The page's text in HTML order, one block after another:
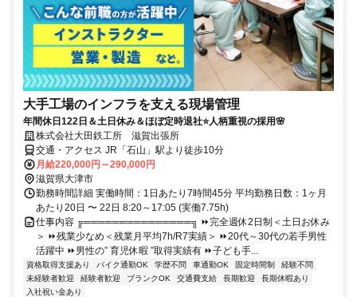
大手工場のインフラを支える現場管理
年間休日122日＆土日休み＆ほぼ定時退社⭐人柄重視の採用🌸
株式会社大田鉄工所 滋賀出張所
交通・アクセス JR「石山」駅より徒歩10分
月給220,000円～290,000円
滋賀県大津市
勤務時間詳細 実働時間：1日あたり7時間45分 平均勤務日数：1ヶ月
あたり20日 〜 22日 8:20～17:05 (実働7.75h)
仕事内容 ╔═══════════════╗ ⏩完全週休2日制＜土日お休み
＞ ⏩残業少なめ＜残業月平均7h/R7実績＞ ⏩20代～30代の若手男性
活躍中 ⏩男性の” 育児休暇 ”取得実績有 ⏩子ども手...
資格取得支援あり バイク通勤OK 学歴不問 車通勤OK 固定時間制
経験不問
未経験者歓迎
経験者歓迎 ブランクOK 交通費支給 長期歓迎
長期休暇あり
入社祝い金あり